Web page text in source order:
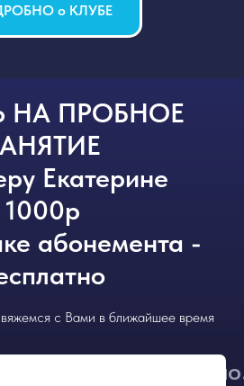
о КЛУБЕ
НА ПРОБНОЕ
Екатерине
1000р
абонемента -
с Вами в ближайшее время